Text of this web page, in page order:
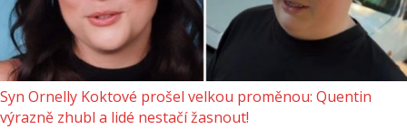
Syn Ornelly Koktové prošel velkou proměnou: Quentin
výrazně zhubl a lidé nestačí žasnout!